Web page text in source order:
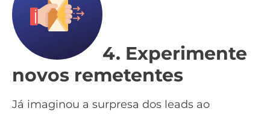
4. Experimente
novos remetentes
Já imaginou a surpresa dos leads ao